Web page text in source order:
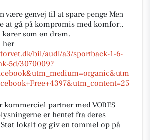
være genvej til at spare penge Men
at gå på kompromis med komfort.
kører som en drøm.
her
bil/audi/a3/sportback-1-6-
5d/3070009?
kommerciel partner med VORES
er hentet fra deres
Støt lokalt og giv en tommel op på